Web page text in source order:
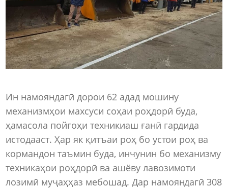
Ин намояндагӣ дорои 62 адад мошину
механизмҳои махсуси соҳаи роҳдорӣ буда,
ҳамасола пойгоҳи техникиаш ғанӣ гардида
истодааст. Ҳар як қитъаи роҳ бо устои роҳ ва
кормандон таъмин буда, инчунин бо механизму
техникаҳои роҳдорӣ ва ашёву лавозимоти
лозимӣ муҷаҳҳаз мебошад. Дар намояндагӣ 308